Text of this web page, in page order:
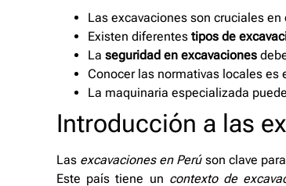
Las excavaciones son cruciales
Existen diferentes tipos de
La seguridad en excavaciones
Conocer las normativas locales es
La maquinaria especializada
Introducción a las
Las excavaciones en Perúson clave
Este país tiene un contexto de